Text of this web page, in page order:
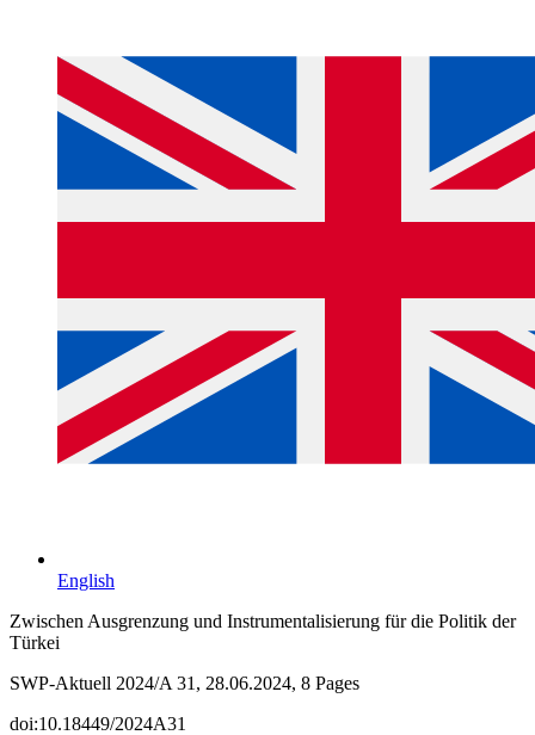
English
Zwischen Ausgrenzung und Instrumentalisierung für die Politik der
Türkei
SWP-Aktuell 2024/A 31, 28.06.2024, 8 Pages
doi:10.18449/2024A31